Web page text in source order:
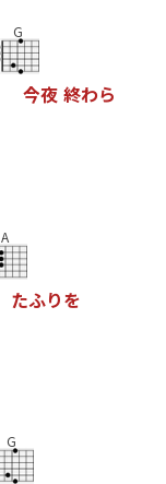
G
今夜 終わら
A
たふりを
G